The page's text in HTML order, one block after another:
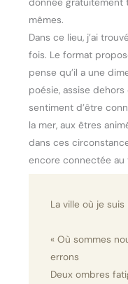
mêmes.
Dans ce lieu, j’ai
fois. Le format
pense qu’il a une
poésie, assise dehors
sentiment d’être
la mer, aux êtres
dans ces
encore connectée au
La ville où je suis
« Où sommes
errons
Deux ombres